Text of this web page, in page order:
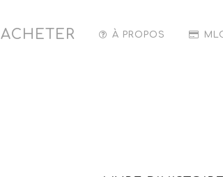
ACHETER À PROPOS